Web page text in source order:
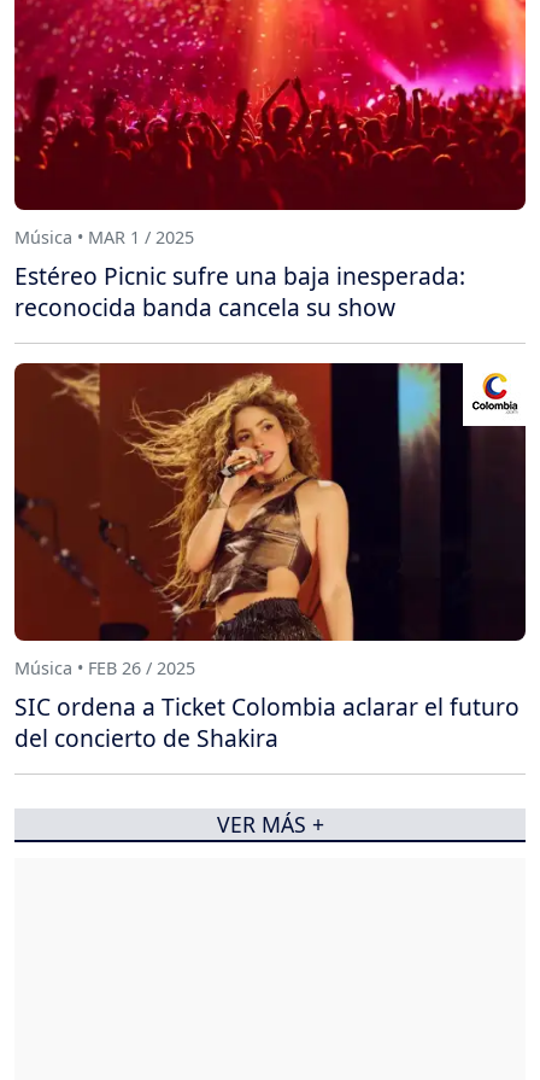
Música • MAR 1 / 2025
Estéreo Picnic sufre una baja inesperada:
reconocida banda cancela su show
Música • FEB 26 / 2025
SIC ordena a Ticket Colombia aclarar el futuro
del concierto de Shakira
VER MÁS +